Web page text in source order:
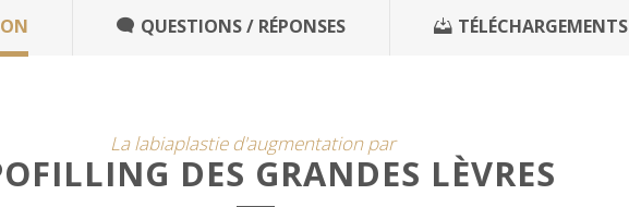
QUESTIONS / RÉPONSES TÉLÉCHARGEMENTS
La labiaplastie d'augmentation par
DES GRANDES LÈVRES